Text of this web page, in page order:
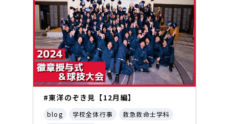
#東洋のぞき見【12月編】
blog 学校全体行事
救急救命士学科